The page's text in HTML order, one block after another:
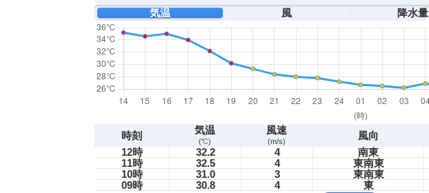
気温 風 降水量
時刻 気温
(℃)
風速
(m/s) 風向
12時 32.2 4 南東
11時
32.5 4 東南東
10時
31.0 3 東南東
09時
30.8 4 東